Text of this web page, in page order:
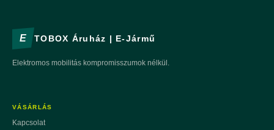
E TOBOX Áruház | E-Jármű
Elektromos mobilitás kompromisszumok nélkül.
VÁSÁRLÁS
Kapcsolat